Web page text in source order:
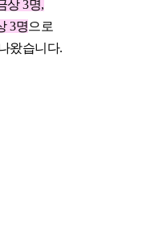
상 3명,
3명으로
왔습니다.